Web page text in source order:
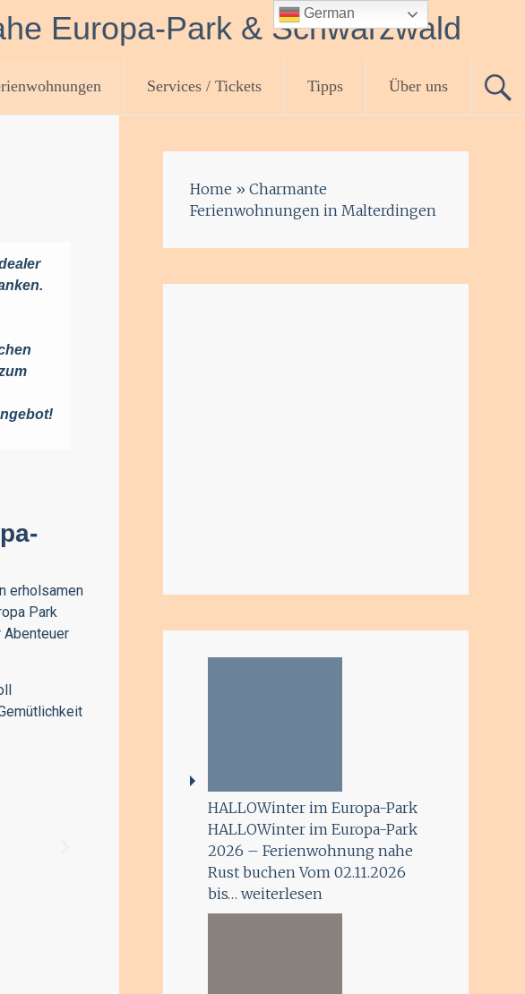
Europa-Park & Schwarzwald
Services / Tickets Tipps Über uns
erholsamen
Park
Abenteuer
Home » Charmante
Ferienwohnungen in Malterdingen
HALLOWinter im Europa-Park
HALLOWinter im Europa-Park
2026 – Ferienwohnung nahe
Rust buchen Vom 02.11.2026
bis… weiterlesen
German